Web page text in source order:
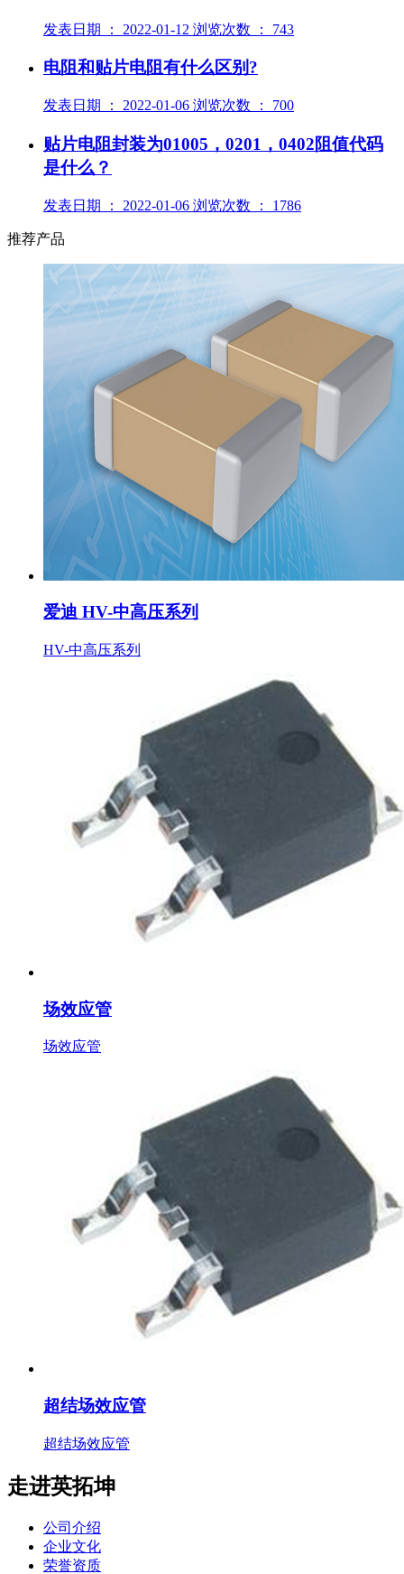
发表日期 ： 2022-01-12 浏览次数 ： 743
电阻和贴片电阻有什么区别?
发表日期 ： 2022-01-06 浏览次数 ： 700
贴片电阻封装为01005，0201，0402阻值代码
是什么？
发表日期 ： 2022-01-06 浏览次数 ： 1786
推荐产品
爱迪 HV-中高压系列
HV-中高压系列
场效应管
场效应管
超结场效应管
超结场效应管
走进英拓坤
公司介绍
企业文化
荣誉资质